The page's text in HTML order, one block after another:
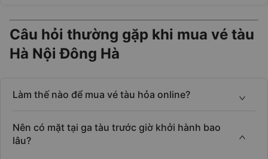
Câu hỏi thường gặp khi mua vé tàu
Hà Nội Đông Hà
Làm thế nào để mua vé tàu hỏa online?
Nên có mặt tại ga tàu trước giờ khởi hành bao
lâu?